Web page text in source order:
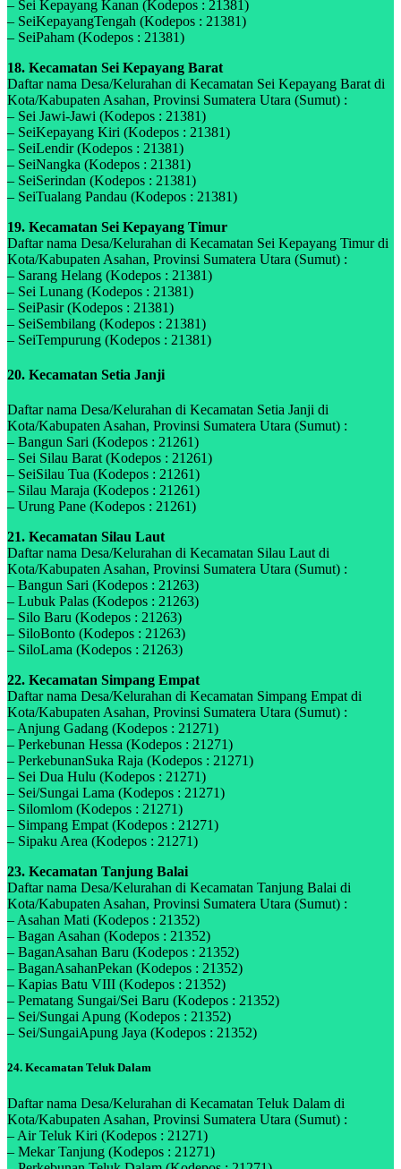
– Sei Kepayang Kanan (Kodepos : 21381)
– SeiKepayangTengah (Kodepos : 21381)
– SeiPaham (Kodepos : 21381)
18. Kecamatan Sei Kepayang Barat
Daftar nama Desa/Kelurahan di Kecamatan Sei Kepayang Barat di
Kota/Kabupaten Asahan, Provinsi Sumatera Utara (Sumut) :
– Sei Jawi-Jawi (Kodepos : 21381)
– SeiKepayang Kiri (Kodepos : 21381)
– SeiLendir (Kodepos : 21381)
– SeiNangka (Kodepos : 21381)
– SeiSerindan (Kodepos : 21381)
– SeiTualang Pandau (Kodepos : 21381)
19. Kecamatan Sei Kepayang Timur
Daftar nama Desa/Kelurahan di Kecamatan Sei Kepayang Timur di
Kota/Kabupaten Asahan, Provinsi Sumatera Utara (Sumut) :
– Sarang Helang (Kodepos : 21381)
– Sei Lunang (Kodepos : 21381)
– SeiPasir (Kodepos : 21381)
– SeiSembilang (Kodepos : 21381)
– SeiTempurung (Kodepos : 21381)
20. Kecamatan Setia Janji
Daftar nama Desa/Kelurahan di Kecamatan Setia Janji di
Kota/Kabupaten Asahan, Provinsi Sumatera Utara (Sumut) :
– Bangun Sari (Kodepos : 21261)
– Sei Silau Barat (Kodepos : 21261)
– SeiSilau Tua (Kodepos : 21261)
– Silau Maraja (Kodepos : 21261)
– Urung Pane (Kodepos : 21261)
21. Kecamatan Silau Laut
Daftar nama Desa/Kelurahan di Kecamatan Silau Laut di
Kota/Kabupaten Asahan, Provinsi Sumatera Utara (Sumut) :
– Bangun Sari (Kodepos : 21263)
– Lubuk Palas (Kodepos : 21263)
– Silo Baru (Kodepos : 21263)
– SiloBonto (Kodepos : 21263)
– SiloLama (Kodepos : 21263)
22. Kecamatan Simpang Empat
Daftar nama Desa/Kelurahan di Kecamatan Simpang Empat di
Kota/Kabupaten Asahan, Provinsi Sumatera Utara (Sumut) :
– Anjung Gadang (Kodepos : 21271)
– Perkebunan Hessa (Kodepos : 21271)
– PerkebunanSuka Raja (Kodepos : 21271)
– Sei Dua Hulu (Kodepos : 21271)
– Sei/Sungai Lama (Kodepos : 21271)
– Silomlom (Kodepos : 21271)
– Simpang Empat (Kodepos : 21271)
– Sipaku Area (Kodepos : 21271)
23. Kecamatan Tanjung Balai
Daftar nama Desa/Kelurahan di Kecamatan Tanjung Balai di
Kota/Kabupaten Asahan, Provinsi Sumatera Utara (Sumut) :
– Asahan Mati (Kodepos : 21352)
– Bagan Asahan (Kodepos : 21352)
– BaganAsahan Baru (Kodepos : 21352)
– BaganAsahanPekan (Kodepos : 21352)
– Kapias Batu VIII (Kodepos : 21352)
– Pematang Sungai/Sei Baru (Kodepos : 21352)
– Sei/Sungai Apung (Kodepos : 21352)
– Sei/SungaiApung Jaya (Kodepos : 21352)
24. Kecamatan Teluk Dalam
Daftar nama Desa/Kelurahan di Kecamatan Teluk Dalam di
Kota/Kabupaten Asahan, Provinsi Sumatera Utara (Sumut) :
– Air Teluk Kiri (Kodepos : 21271)
– Mekar Tanjung (Kodepos : 21271)